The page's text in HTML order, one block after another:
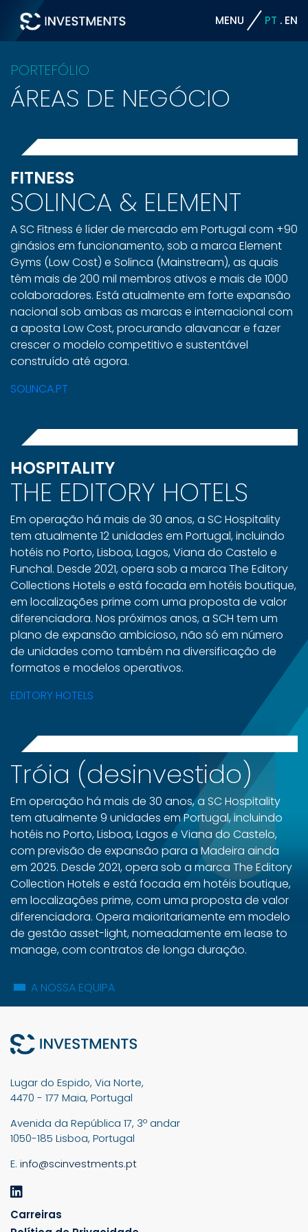
MENU PT EN
PORTEFÓLIO
ÁREAS DE NEGÓCIO
FITNESS
SOLINCA & ELEMENT
A SC Fitness é líder de mercado em Portugal com +90
ginásios em funcionamento, sob a marca Element
Gyms (Low Cost) e Solinca (Mainstream), as quais
têm mais de 200 mil membros ativos e mais de 1000
colaboradores. Está atualmente em forte expansão
nacional sob ambas as marcas e internacional com
a aposta Low Cost, procurando alavancar e fazer
crescer o modelo competitivo e sustentável
construído até agora.
SOLINCA.PT
HOSPITALITY
THE EDITORY HOTELS
Em operação há mais de 30 anos, a SC Hospitality
tem atualmente 12 unidades em Portugal, incluindo
hotéis no Porto, Lisboa, Lagos, Viana do Castelo e
Funchal. Desde 2021, opera sob a marca The Editory
Collections Hotels e está focada em hotéis boutique,
em localizações prime com uma proposta de valor
diferenciadora. Nos próximos anos, a SCH tem um
plano de expansão ambicioso, não só em número
de unidades como também na diversificação de
formatos e modelos operativos.
EDITORY HOTELS
Tróia (desinvestido)
Em operação há mais de 30 anos, a SC Hospitality
tem atualmente 9 unidades em Portugal, incluindo
hotéis no Porto, Lisboa, Lagos e Viana do Castelo,
com previsão de expansão para a Madeira ainda
em 2025. Desde 2021, opera sob a marca The Editory
Collection Hotels e está focada em hotéis boutique,
em localizações prime, com uma proposta de valor
diferenciadora. Opera maioritariamente em modelo
de gestão asset-light, nomeadamente em lease to
manage, com contratos de longa duração.
A NOSSA EQUIPA
Lugar do Espido, Via Norte,
4470 - 177 Maia, Portugal
Avenida da República 17, 3º andar
1050-185 Lisboa, Portugal
E. info@scinvestments.pt
Carreiras